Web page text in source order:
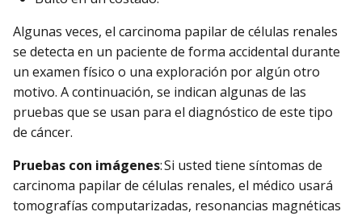
Algunas veces, el carcinoma papilar de células renales
se detecta en un paciente de forma accidental durante
un examen físico o una exploración por algún otro
motivo. A continuación, se indican algunas de las
pruebas que se usan para el diagnóstico de este tipo
de cáncer.
Pruebas con imágenes: Si usted tiene síntomas de
carcinoma papilar de células renales, el médico usará
tomografías computarizadas, resonancias magnéticas